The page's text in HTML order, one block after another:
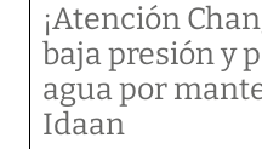
¡Atención
baja presión y
agua por
Idaan